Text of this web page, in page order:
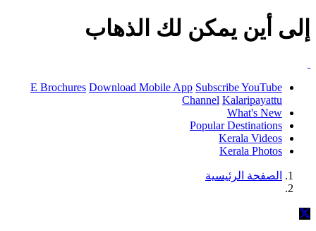
إلى أين يمكن لك الذهاب
E Brochures Download Mobile App Subscribe YouTube
Channel Kalaripayattu
What's New
Popular Destinations
Kerala Videos
Kerala Photos
الصفحة الرئيسية